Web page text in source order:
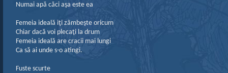
Numai apă căci aşa este ea
Femeia ideală iţi zâmbeşte oricum
Chiar dacă voi plecaţi la drum
Femeia ideală are cracii mai lungi
Ca să ai unde s-o atingi.
Fuste scurte